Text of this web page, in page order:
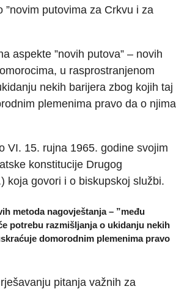
putovima za Crkvu i za
aspekte ”novih putova” – novih
u rasprostranjenom
nekih barijera zbog kojih taj
plemenima pravo da o njima
VI. 15. rujna 1965. godine svojim
konstitucije Drugog
koja govori i o biskupskoj službi.
metoda nagovještanja – ”među
potrebu razmišljanja o ukidanju nekih
domorodnim plemenima pravo
pitanja važnih za